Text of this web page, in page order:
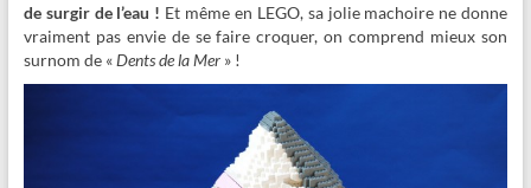
de surgir de l’eau ! Et même en LEGO, sa jolie machoire ne donne
vraiment pas envie de se faire croquer, on comprend mieux son
surnom de «Dents de la Mer» !